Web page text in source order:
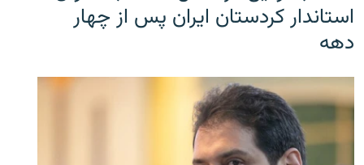
استاندار کردستان ایران پس از چهار
دهه